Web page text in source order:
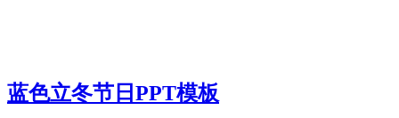
蓝色立冬节日PPT模板